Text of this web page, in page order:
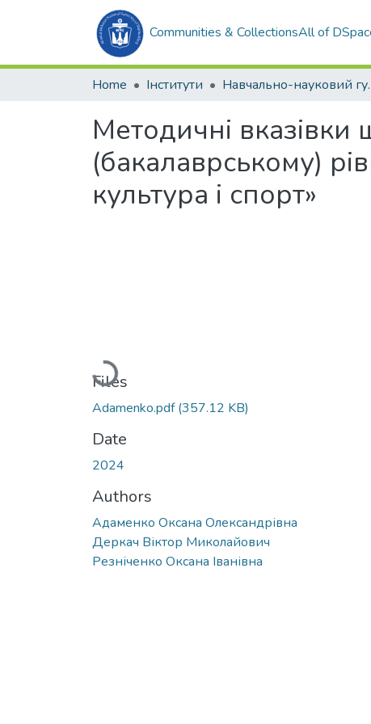
Communities & CollectionsAll of
Home Інститути Навчально-
Методичні вказівки
(бакалаврському)
культура і спорт»
Loading...
Files
Adamenko.pdf(357.12 KB)
Date
2024
Authors
Адаменко Оксана Олександрівна
Деркач Віктор Миколайович
Резніченко Оксана Іванівна